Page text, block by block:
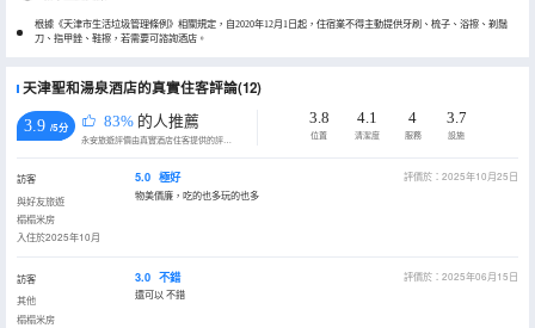
根據《天津市生活垃圾管理條例》相關規定，自2020年12月1日起，住宿業不得主動提供牙刷、梳子、浴擦、剃鬚
刀、指甲銼、鞋擦，若需要可諮詢酒店。
天津聖和湯泉酒店的真實住客評論(12)
3.9 /5分 83% 的人推薦
永安旅遊評價由真實酒店住客提供的評價。
3.8
位置
4.1
清潔度
4
服務
3.7
設施
訪客
與好友旅遊
榻榻米房
入住於2025年10月
5.0 極好
評價於：2025年10月25日
物美價廉，吃的也多玩的也多
訪客
其他
榻榻米房
3.0 不錯
評價於：2025年06月15日
還可以 不錯